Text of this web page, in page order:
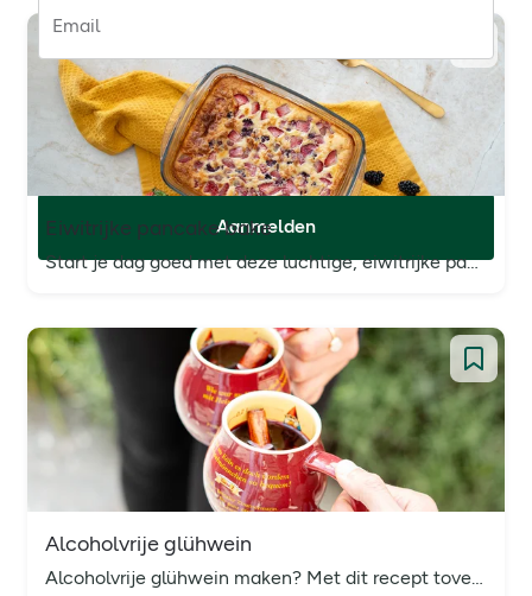
Eiwitrijke pancake bake
Start je dag goed met deze luchtige, eiwitrijke pancake bake. Dit recept is makkelijk te maken en boordevol eiwitten, perfect als ontbijt of tussendoortje.
Alcoholvrije glühwein
Email
Ontvang al onze aanbiedingen, de nieuwste
gezondheidstips en wetenschappelijk onderbouwd
advies.Privacyverklaring.*
Aanmelden